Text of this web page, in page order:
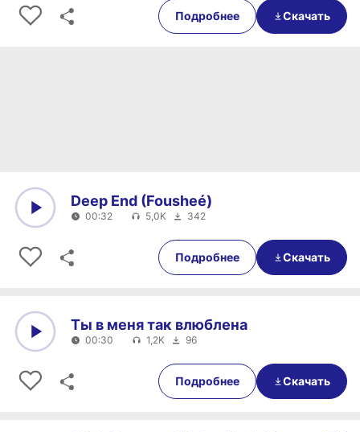
Подробнее Скачать
00:32
Deep End (Fousheé)
00:32 5,0K 342
Подробнее Скачать
00:30
Ты в меня так влюблена
00:30 1,2K 96
Подробнее Скачать